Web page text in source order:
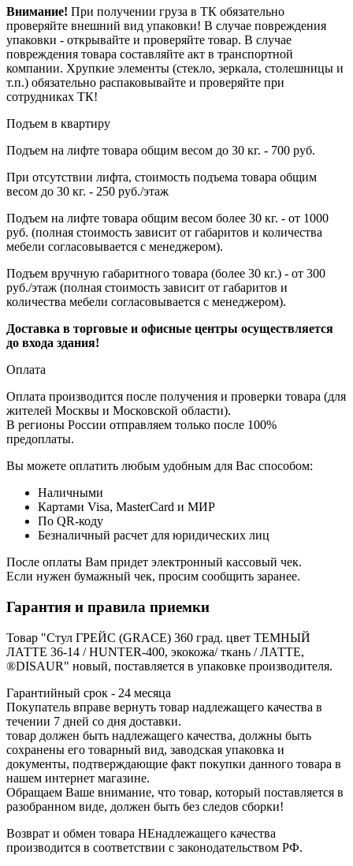
Внимание! При получении груза в ТК обязательно
проверяйте внешний вид упаковки! В случае повреждения
упаковки - открывайте и проверяйте товар. В случае
повреждения товара составляйте акт в транспортной
компании. Хрупкие элементы (стекло, зеркала, столешницы и
т.п.) обязательно распаковывайте и проверяйте при
сотрудниках ТК!
Подъем в квартиру
Подъем на лифте товара общим весом до 30 кг. - 700 руб.
При отсутствии лифта, стоимость подъема товара общим
весом до 30 кг. - 250 руб./этаж
Подъем на лифте товара общим весом более 30 кг. - от 1000
руб. (полная стоимость зависит от габаритов и количества
мебели согласовывается с менеджером).
Подъем вручную габаритного товара (более 30 кг.) - от 300
руб./этаж (полная стоимость зависит от габаритов и
количества мебели согласовывается с менеджером).
Доставка в торговые и офисные центры осуществляется
до входа здания!
Оплата
Оплата производится после получения и проверки товара (для
жителей Москвы и Московской области).
В регионы России отправляем только после 100%
предоплаты.
Вы можете оплатить любым удобным для Вас способом:
Наличными
Картами Visa, MasterCard и МИР
По QR-коду
Безналичный расчет для юридических лиц
После оплаты Вам придет электронный кассовый чек.
Если нужен бумажный чек, просим сообщить заранее.
Гарантия и правила приемки
Товар "Стул ГРЕЙС (GRACE) 360 град. цвет ТЕМНЫЙ
ЛАТТЕ 36-14 / HUNTER-400, экокожа/ ткань / ЛАТТЕ,
®DISAUR" новый, поставляется в упаковке производителя.
Гарантийный срок - 24 месяца
Покупатель вправе вернуть товар надлежащего качества в
течении 7 дней со дня доставки.
товар должен быть надлежащего качества, должны быть
сохранены его товарный вид, заводская упаковка и
документы, подтверждающие факт покупки данного товара в
нашем интернет магазине.
Обращаем Ваше внимание, что товар, который поставляется в
разобранном виде, должен быть без следов сборки!
Возврат и обмен товара НЕнадлежащего качества
производится в соответствии с законодательством РФ.